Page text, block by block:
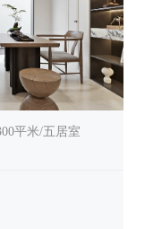
平米/五居室